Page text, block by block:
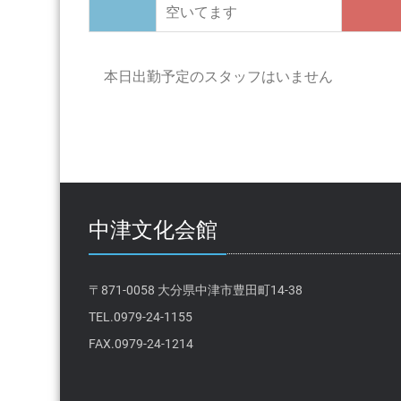
空いてます
本日出勤予定のスタッフはいません
中津文化会館
〒871-0058 大分県中津市豊田町14-38
TEL.0979-24-1155
FAX.0979-24-1214